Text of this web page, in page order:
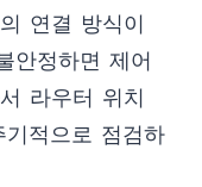
연결 방식이
안정하면 제어
라우터 위치
적으로 점검하